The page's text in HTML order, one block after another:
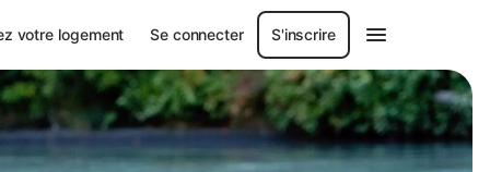
votre logement Se connecter S'inscrire